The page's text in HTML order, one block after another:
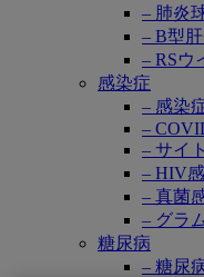
– 肺炎
– B型
– RSウ
感染症
– 感染
–
– サイ
– HIV
– 真菌
– グラ
糖尿病
– 糖尿